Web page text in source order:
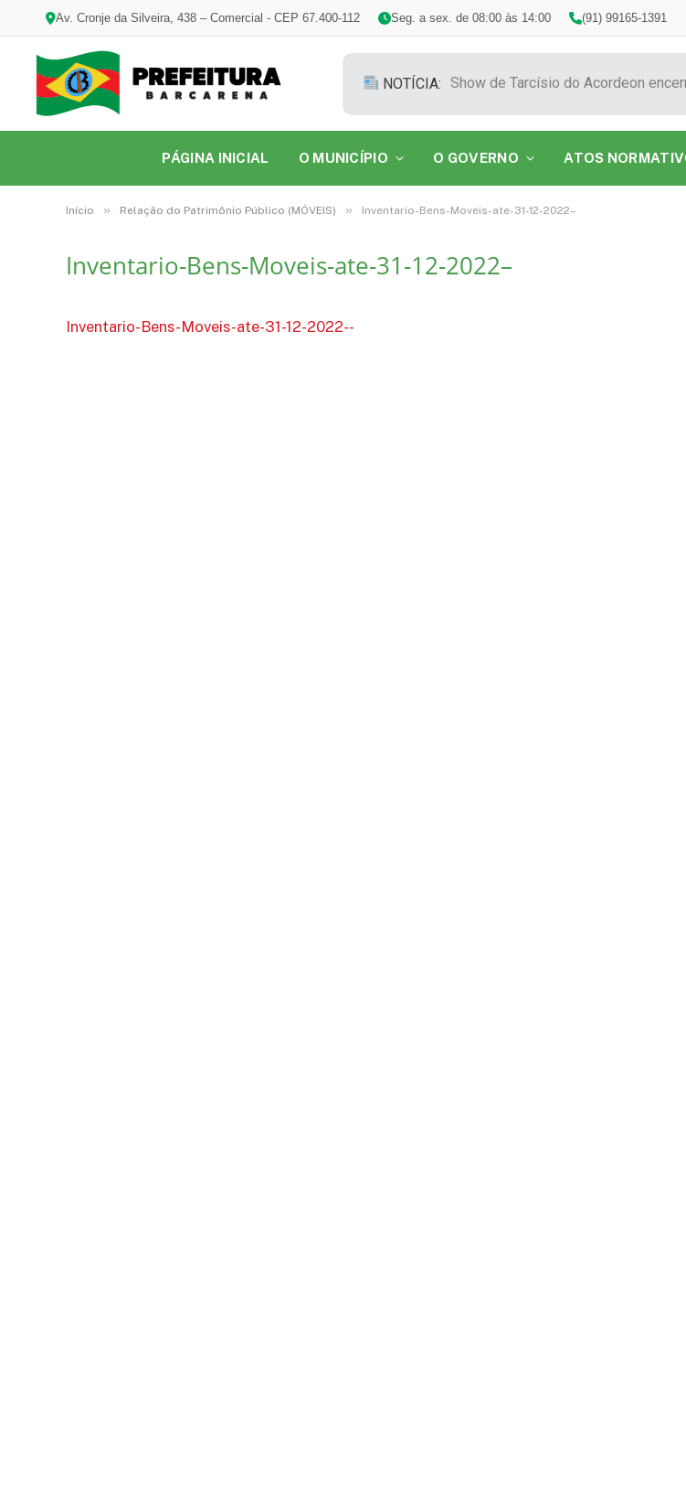
Av. Cronje da Silveira, 438 – Comercial - CEP 67.400-112 Seg. a sex. de 08:00 às 14:00 (91) 99165-1391
NOTÍCIA:
PÁGINA INICIAL O MUNICÍPIO O GOVERNO ATOS
Início » Relação do Patrimônio Público (MÓVEIS) » Inventario-Bens-Moveis-ate-31-12-2022–
Inventario-Bens-Moveis-ate-31-12-2022–
Inventario-Bens-Moveis-ate-31-12-2022--